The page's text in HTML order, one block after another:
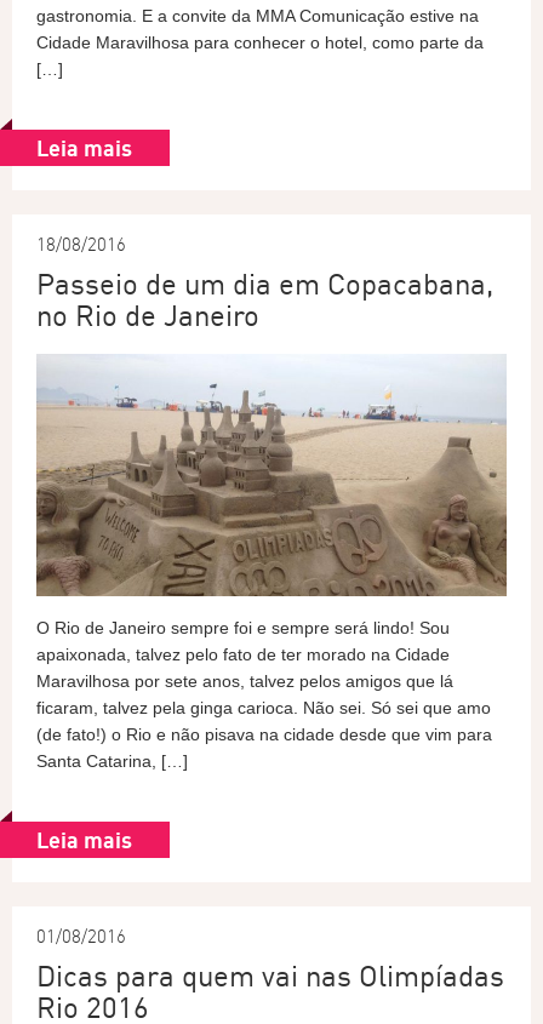
gastronomia. E a convite da MMA Comunicação estive na
Cidade Maravilhosa para conhecer o hotel, como parte da
[…]
Leia mais
18/08/2016
Passeio de um dia em Copacabana,
no Rio de Janeiro
O Rio de Janeiro sempre foi e sempre será lindo! Sou
apaixonada, talvez pelo fato de ter morado na Cidade
Maravilhosa por sete anos, talvez pelos amigos que lá
ficaram, talvez pela ginga carioca. Não sei. Só sei que amo
(de fato!) o Rio e não pisava na cidade desde que vim para
Santa Catarina, […]
Leia mais
01/08/2016
Dicas para quem vai nas Olimpíadas
Rio 2016